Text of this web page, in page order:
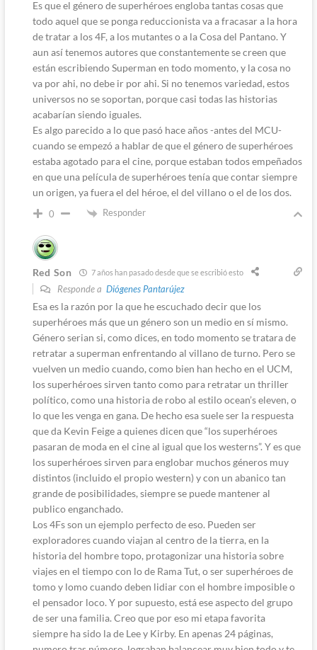
Es que el género de superhéroes engloba tantas cosas que
todo aquel que se ponga reduccionista va a fracasar a la hora
de tratar a los 4F, a los mutantes o a la Cosa del Pantano. Y
aun así tenemos autores que constantemente se creen que
están escribiendo Superman en todo momento, y la cosa no
va por ahi, no debe ir por ahi. Si no tenemos variedad, estos
universos no se soportan, porque casi todas las historias
acabarían siendo iguales.
Es algo parecido a lo que pasó hace años -antes del MCU-
cuando se empezó a hablar de que el género de superhéroes
estaba agotado para el cine, porque estaban todos empeñados
en que una película de superhéroes tenía que contar siempre
un origen, ya fuera el del héroe, el del villano o el de los dos.
0 Responder
Red Son 7 años han pasado desde que se escribió esto
Responde a Diógenes Pantarújez
Esa es la razón por la que he escuchado decir que los
superhéroes más que un género son un medio en sí mismo.
Género serian si, como dices, en todo momento se tratara de
retratar a superman enfrentando al villano de turno. Pero se
vuelven un medio cuando, como bien han hecho en el UCM,
los superhéroes sirven tanto como para retratar un thriller
político, como una historia de robo al estilo ocean’s eleven, o
lo que les venga en gana. De hecho esa suele ser la respuesta
que da Kevin Feige a quienes dicen que “los superhéroes
pasaran de moda en el cine al igual que los westerns”. Y es que
los superhéroes sirven para englobar muchos géneros muy
distintos (incluido el propio western) y con un abanico tan
grande de posibilidades, siempre se puede mantener al
publico enganchado.
Los 4Fs son un ejemplo perfecto de eso. Pueden ser
exploradores cuando viajan al centro de la tierra, en la
historia del hombre topo, protagonizar una historia sobre
viajes en el tiempo con lo de Rama Tut, o ser superhéroes de
tomo y lomo cuando deben lidiar con el hombre imposible o
el pensador loco. Y por supuesto, está ese aspecto del grupo
de ser una familia. Creo que por eso mi etapa favorita
siempre ha sido la de Lee y Kirby. En apenas 24 páginas,